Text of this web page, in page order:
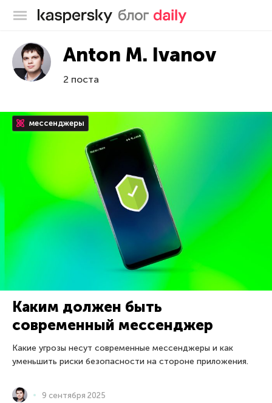
Блог Касперского
Anton M. Ivanov
2 поста
мессенджеры
Каким должен быть
современный мессенджер
Какие угрозы несут современные мессенджеры и как
уменьшить риски безопасности на стороне приложения.
9 сентября 2025